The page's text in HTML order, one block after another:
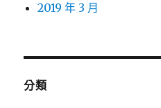
2019 年 3 月
分類